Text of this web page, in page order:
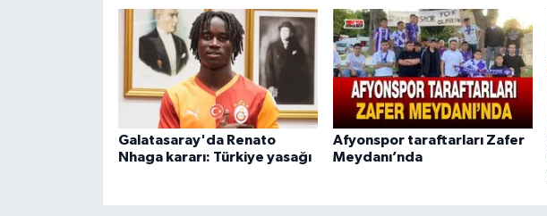
Galatasaray'da Renato
Nhaga kararı: Türkiye yasağı
Afyonspor taraftarları Zafer
Meydanı’nda